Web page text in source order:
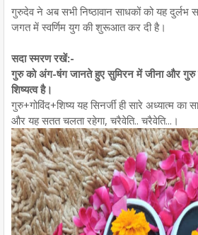
गुरुदेव ने अब सभी निष्ठावान साधकों को यह दुर्लभ
जगत में स्वर्णिम युग की शुरूआत कर दी है।
सदा स्मरण रखें:-
गुरु को अंग-षंग जानते हुए सुमिरन में जीना और गुरु के
शिष्यत्व है।
गुरु+गोविंद+शिष्य यह सिनर्जी ही सारे अध्यात्म का
और यह सतत चलता रहेगा, चरैवेति.. चरैवेति...।